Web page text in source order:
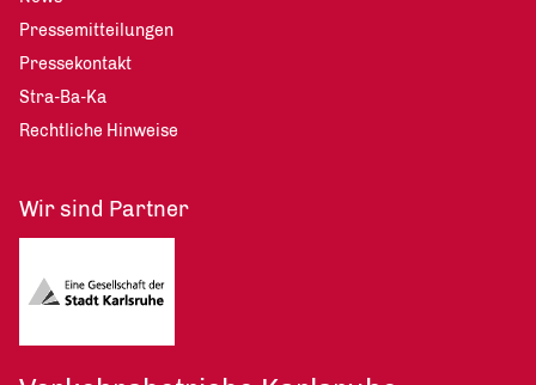
Pressemitteilungen
Pressekontakt
Stra-Ba-Ka
Rechtliche Hinweise
Wir sind Partner